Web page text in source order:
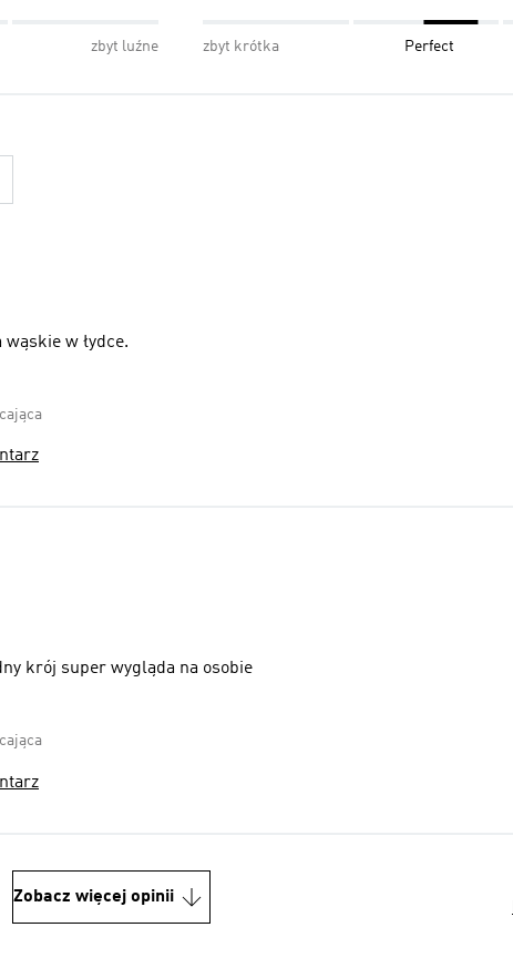
zbyt luźne zbyt krótka Perfect
wąskie w łydce.
krój super wygląda na osobie
Zobacz więcej opinii